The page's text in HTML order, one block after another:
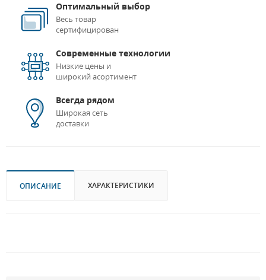
Оптимальный выбор
Весь товар
сертифицирован
Современные технологии
Низкие цены и
широкий асортимент
Всегда рядом
Широкая сеть
доставки
ОПИСАНИЕ ХАРАКТЕРИСТИКИ